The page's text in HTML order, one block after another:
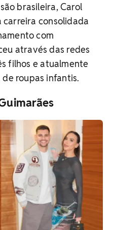
brasileira, Carol
carreira consolidada
com
através das redes
filhos e atualmente
roupas infantis.